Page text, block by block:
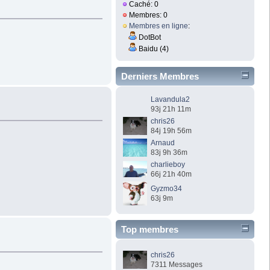
Caché: 0
Membres: 0
Membres en ligne:
DotBot
Baidu (4)
Derniers Membres
Lavandula2
93j 21h 11m
chris26
84j 19h 56m
Arnaud
83j 9h 36m
charlieboy
66j 21h 40m
Gyzmo34
63j 9m
Top membres
chris26
7311 Messages